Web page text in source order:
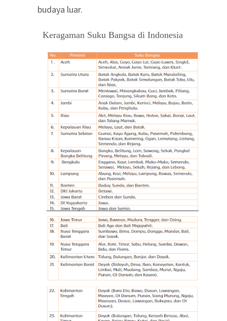
budaya luar.
Keragaman Suku Bangsa di Indonesia